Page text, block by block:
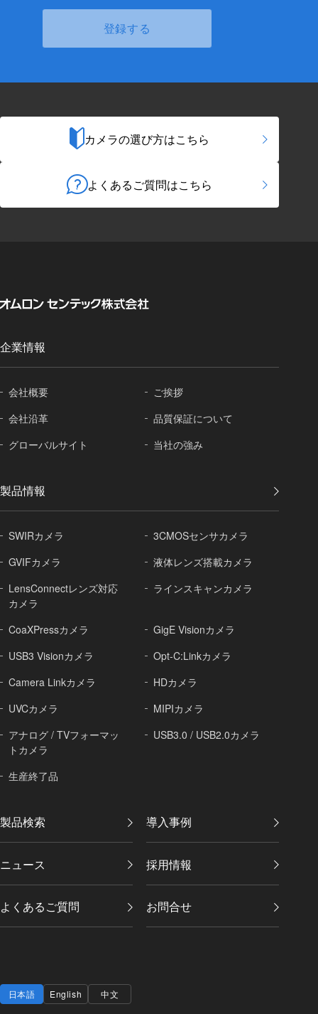
カメラの選び方はこちら
よくあるご質問はこちら
企業情報
会社概要
ご挨拶
会社沿革
品質保証について
グローバルサイト 当社の強み
製品情報
SWIRカメラ
3CMOSセンサカメラ
GVIFカメラ
液体レンズ搭載カメラ
LensConnectレンズ対応
カメラ
ラインスキャンカメラ
CoaXPressカメラ
GigE Visionカメラ
USB3 Visionカメラ
Opt-C:Linkカメラ
Camera Linkカメラ
HDカメラ
UVCカメラ
MIPIカメラ
アナログ / TVフォーマッ
トカメラ
USB3.0 / USB2.0カメラ
生産終了品
製品検索 導入事例
ニュース 採用情報
よくあるご質問 お問合せ
日本語 English 中文